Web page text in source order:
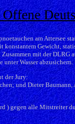
Offene
am Attersee
Gewicht,
mit der
Wasser abzusichern.
der Jury:
und Dieter Baumann,
) gegen alle